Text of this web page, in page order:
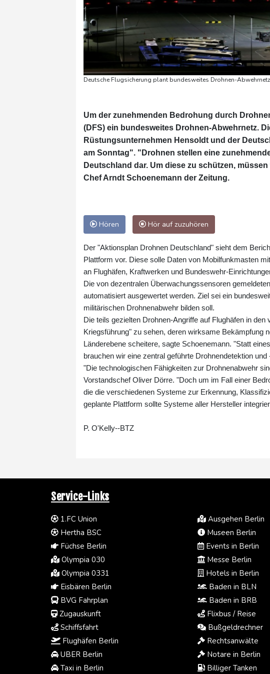
Deutsche Flugsicherung plant bundesweites Drohnen-
Um der zunehmenden Bedrohung durch
(DFS) ein bundesweites Drohnen-Abwehrnetz.
Rüstungsunternehmen Hensoldt und der
am Sonntag". "Drohnen stellen eine
Deutschland dar. Um diese zu schützen,
Chef Arndt Schoenemann der Zeitung.
Hören Hör auf zuzuhören
Der "Aktionsplan Drohnen Deutschland" sieht dem
Plattform vor. Diese solle Daten von Mobilfunkmasten
an Flughäfen, Kraftwerken und Bundeswehr-
Die von dezentralen Überwachungssensoren
automatisiert ausgewertet werden. Ziel sei ein
militärischen Drohnenabwehr bilden soll.
Die teils gezielten Drohnen-Angriffe auf Flughäfen in
Kriegsführung" zu sehen, deren wirksame Bekämpfung
Länderebene scheitere, sagte Schoenemann. "Statt
brauchen wir eine zentral geführte Drohnendetektion
"Die technologischen Fähigkeiten zur Drohnenabwehr
Vorstandschef Oliver Dörre. "Doch um im Fall einer
die die verschiedenen Systeme zur Erkennung,
geplante Plattform sollte Systeme aller Hersteller
P. O'Kelly--BTZ
Service-Links
1.FC Union
Hertha BSC
Füchse Berlin
Olympia 030
Olympia 0331
Eisbären Berlin
BVG Fahrplan
Zugauskunft
Schiffsfahrt
Flughäfen Berlin
UBER Berlin
Taxi in Berlin
Ausgehen Berlin
Museen Berlin
Events in Berlin
Messe Berlin
Hotels in Berlin
Baden in BLN
Baden in BRB
Flixbus / Reise
Bußgeldrechner
Rechtsanwälte
Notare in Berlin
Billiger Tanken